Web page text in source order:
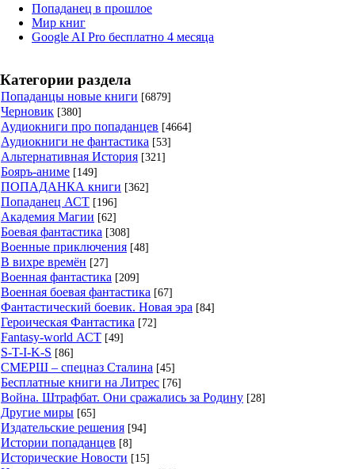
Попаданец в прошлое
Мир книг
Google AI Pro бесплатно 4 месяца
Категории раздела
Попаданцы новые книги [6879]
Черновик [380]
Аудиокниги про попаданцев [4664]
Аудиокниги не фантастика [53]
Альтернативная История [321]
Бояръ-аниме [149]
ПОПАДАНКА книги [362]
Попаданец АСТ [196]
Академия Магии [62]
Боевая фантастика [308]
Военные приключения [48]
В вихре времён [27]
Военная фантастика [209]
Военная боевая фантастика [67]
Фантастический боевик. Новая эра [84]
Героическая Фантастика [72]
Fantasy-world АСТ [49]
S-T-I-K-S [86]
СМЕРШ – спецназ Сталина [45]
Бесплатные книги на Литрес [76]
Война. Штрафбат. Они сражались за Родину [28]
Другие миры [65]
Издательские решения [94]
Истории попаданцев [8]
Исторические Новости [15]